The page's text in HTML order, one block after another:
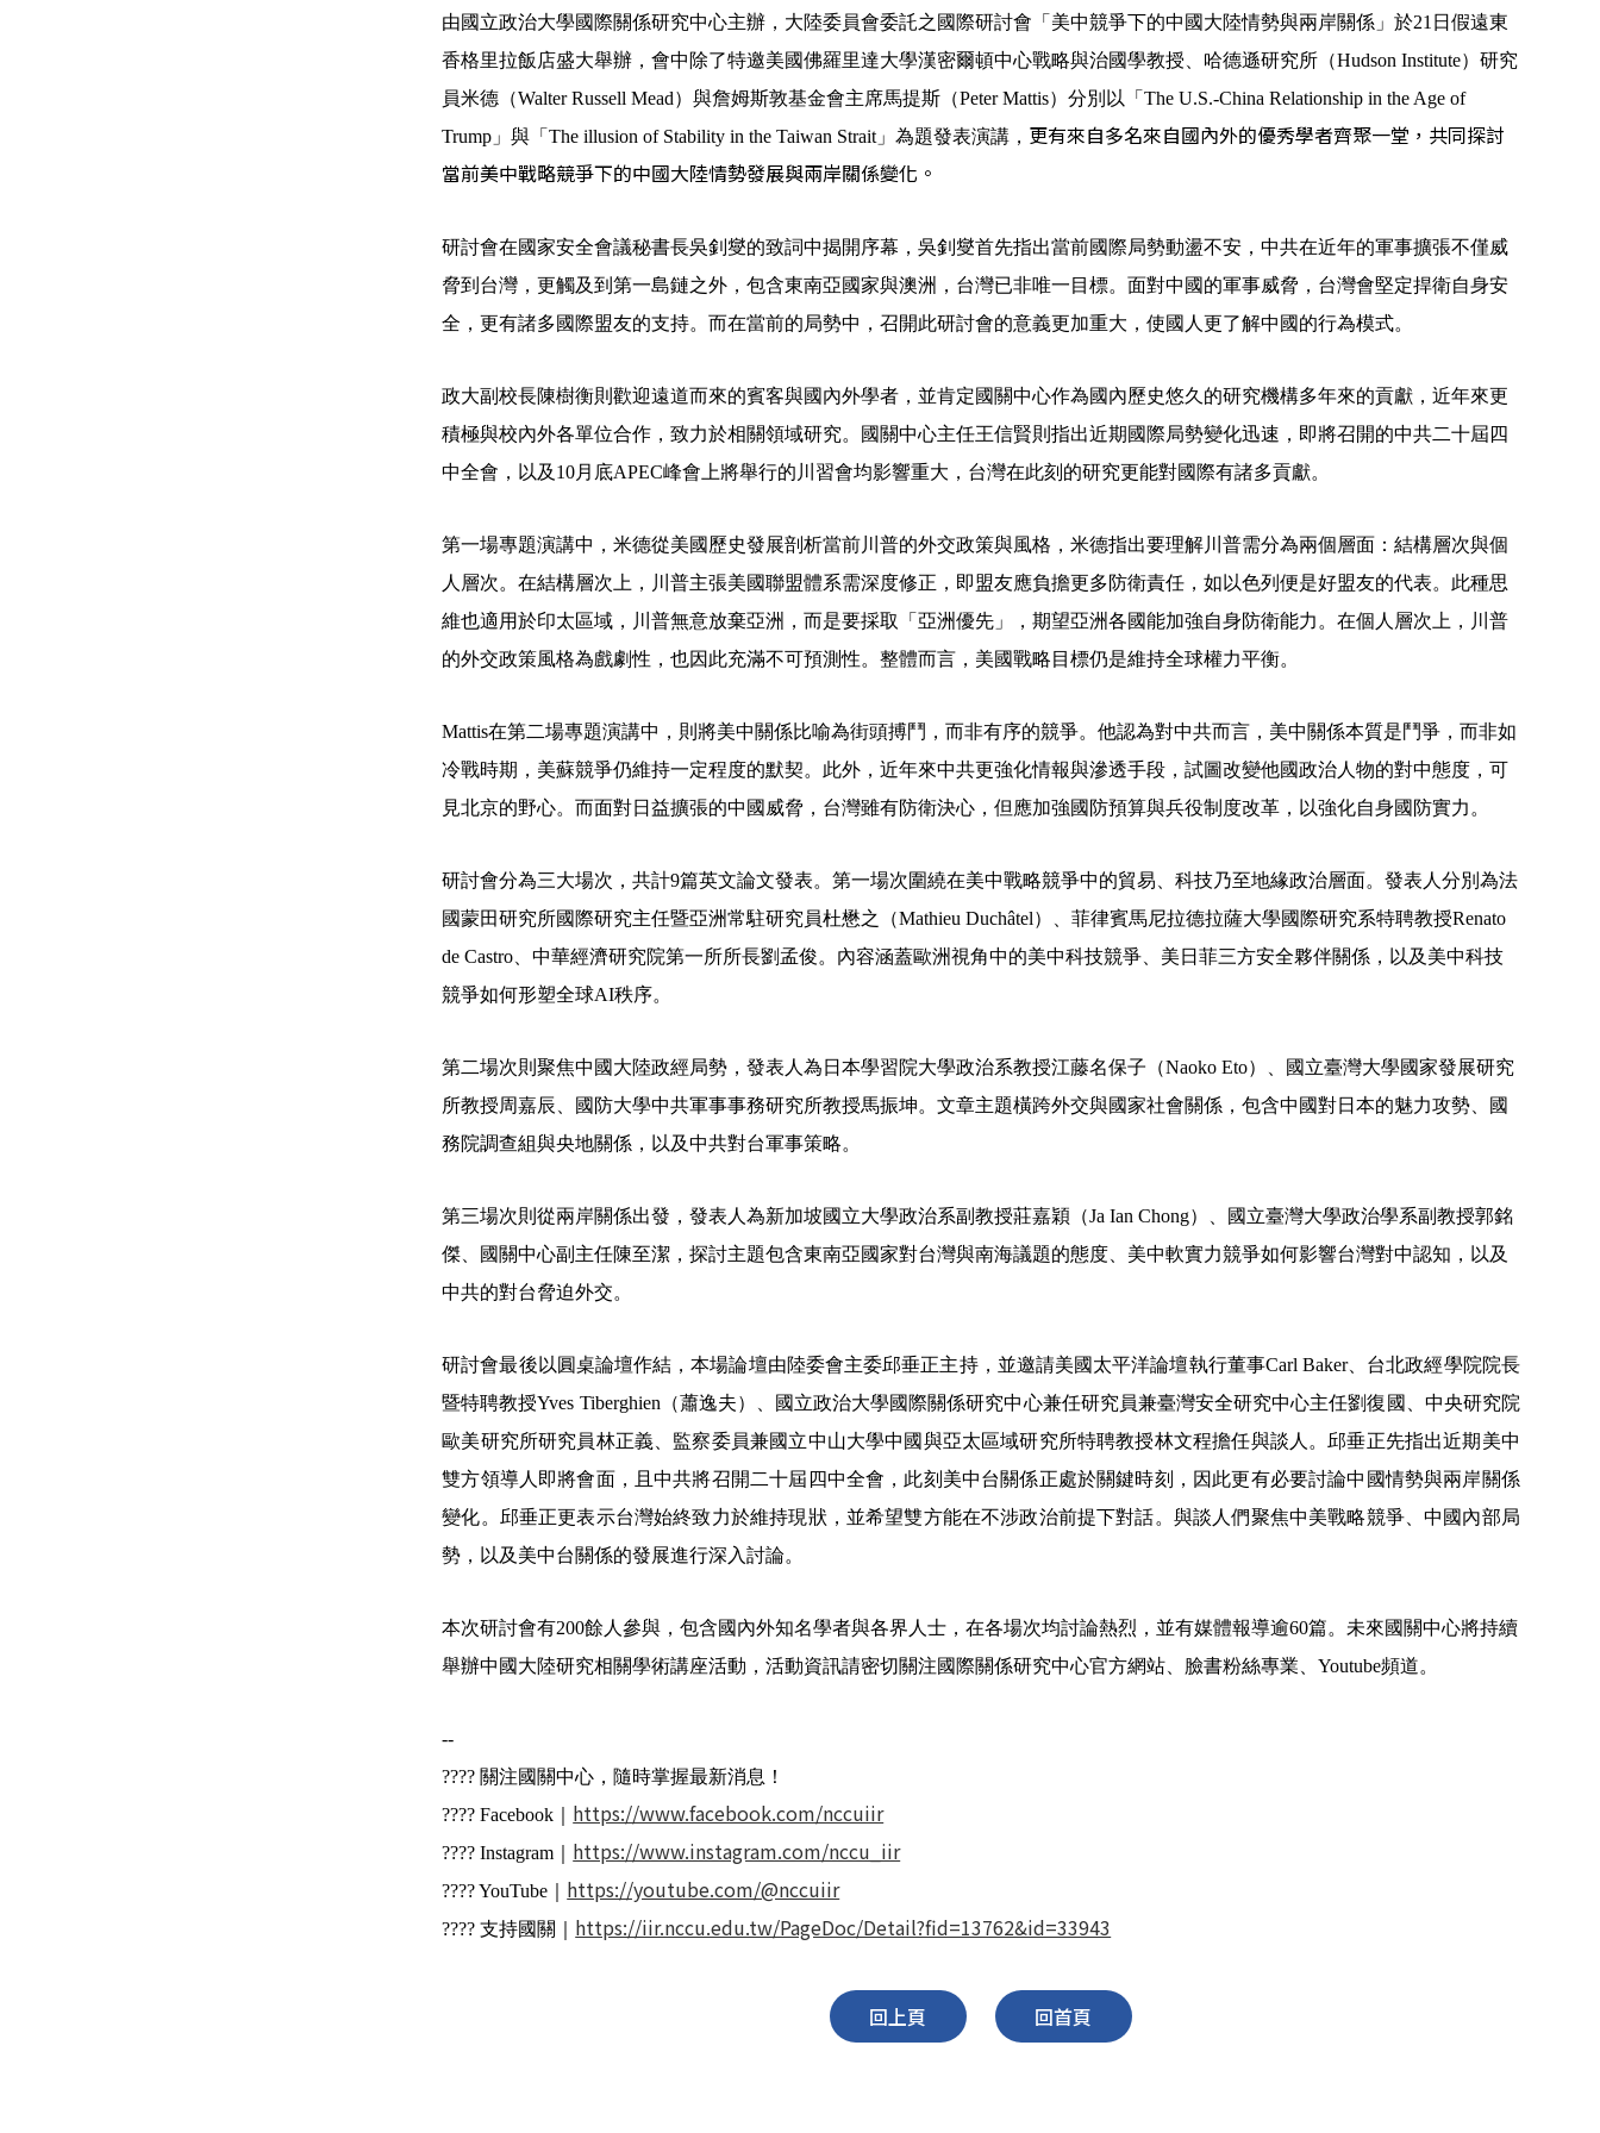
由國立政治大學國際關係研究中心主辦，大陸委員會委託之國際研討會「美中競爭下的中國大陸情勢與兩岸關係」於21 日假遠東
香格里拉飯店盛大舉辦，會中除了特邀美國佛羅里達大學漢密爾頓中心戰略與治國學教授、哈德遜研究所（Hudson Institute）研究
員米德（Walter Russell Mead）與詹姆斯敦基金會主席馬提斯（Peter Mattis）分別以「The U.S.-China Relationship in the Age of
Trump 」與「The illusion of Stability in the Taiwan Strait 」為題發表演講， 更有來自多名來自國內外的優秀學者齊聚一堂，共同探討
當前美中戰略競爭下的中國大陸情勢發展與兩岸關係變化。
研討會在國家安全會議秘書長吳釗燮的致詞中揭開序幕，吳釗燮首先指出當前國際局勢動盪不安，中共在近年的軍事擴張不僅威
脅到台灣，更觸及到第一島鏈之外，包含東南亞國家與澳洲，台灣已非唯一目標。面對中國的軍事威脅，台灣會堅定捍衛自身安
全，更有諸多國際盟友的支持。而在當前的局勢中，召開此研討會的意義更加重大，使國人更了解中國的行為模式。
政大副校長陳樹衡則歡迎遠道而來的賓客與國內外學者，並肯定國關中心作為國內歷史悠久的研究機構多年來的貢獻，近年來更
積極與校內外各單位合作，致力於相關領域研究。國關中心主任王信賢則指出近期國際局勢變化迅速，即將召開的中共二十屆四
中全會，以及 10月底APEC峰會上將舉行的川習會均影響重大，台灣在此刻的研究更能對國際有諸多貢獻。
第一場專題演講中，米德從美國歷史發展剖析當前川普的外交政策與風格，米德指出要理解川普需分為兩個層面：結構層次與個
人層次。在結構層次上，川普主張美國聯盟體系需深度修正，即盟友應負擔更多防衛責任，如以色列便是好盟友的代表。此種思
維也適用於印太區域，川普無意放棄亞洲，而是要採取「亞洲優先」，期望亞洲各國能加強自身防衛能力。在個人層次上，川普
的外交政策風格為戲劇性，也因此充滿不可預測性。整體而言，美國戰略目標仍是維持全球權力平衡。
Mattis在第二場專題演講中，則將美中關係比喻為街頭搏鬥，而非有序的競爭。他認為對中共而言，美中關係本質是鬥爭，而非如
冷戰時期，美蘇競爭仍維持一定程度的默契。此外，近年來中共更強化情報與滲透手段，試圖改變他國政治人物的對中態度，可
見北京的野心。而面對日益擴張的中國威脅，台灣雖有防衛決心，但應加強國防預算與兵役制度改革，以強化自身國防實力。
研討會分為三大場次，共計9篇英文論文發表。第一場次圍繞在美中戰略競爭中的貿易、科技乃至地緣政治層面。發表人分別為法
國蒙田研究所國際研究主任暨亞洲常駐研究員杜懋之（Mathieu Duchâtel）、菲律賓馬尼拉德拉薩大學國際研究系特聘教授Renato
de Castro 、中華經濟研究院第一所所長劉孟俊。內容涵蓋歐洲視角中的美中科技競爭、美日菲三方安全夥伴關係，以及美中科技
競爭如何形塑全球AI秩序。
第二場次則聚焦中國大陸政經局勢，發表人為日本學習院大學政治系教授江藤名保子（Naoko Eto）、國立臺灣大學國家發展研究
所教授周嘉辰、國防大學中共軍事事務研究所教授馬振坤。文章主題橫跨外交與國家社會關係，包含中國對日本的魅力攻勢、國
務院調查組與央地關係，以及中共對台軍事策略。
第三場次則從兩岸關係出發，發表人為新加坡國立大學政治系副教授莊嘉穎（Ja Ian Chong）、國立臺灣大學政治學系副教授郭銘
傑、國關中心副主任陳至潔，探討主題包含東南亞國家對台灣與南海議題的態度、美中軟實力競爭如何影響台灣對中認知，以及
中共的對台脅迫外交。
研討會最後以圓桌論壇作結，本場論壇由陸委會主委邱垂正主持，並邀請美國太平洋論壇執行董事Carl Baker、台北政經學院院長
暨特聘教授Yves Tiberghien （蕭逸夫）、國立政治大學國際關係研究中心兼任研究員兼臺灣安全研究中心主任劉復國、中央研究院
歐美研究所研究員林正義、監察委員兼國立中山大學中國與亞太區域研究所特聘教授林文程擔任與談人。邱垂正先指出近期美中
雙方領導人即將會面，且中共將召開二十屆四中全會，此刻美中台關係正處於關鍵時刻，因此更有必要討論中國情勢與兩岸關係
變化。邱垂正更表示台灣始終致力於維持現狀，並希望雙方能在不涉政治前提下對話。與談人們聚焦中美戰略競爭、中國內部局
勢，以及美中台關係的發展進行深入討論。
本次研討會有200餘人參與，包含國內外知名學者與各界人士，在各場次均討論熱烈，並有媒體報導逾60篇。未來國關中心將持續
舉辦中國大陸研究相關學術講座活動，活動資訊請密切關注國際關係研究中心官方網站、臉書粉絲專業、Youtube頻道。
--
???? 關注國關中心，隨時掌握最新消息！
???? Facebook｜ https://www.facebook.com/nccuiir
???? Instagram｜ https://www.instagram.com/nccu_iir
???? YouTube｜ https://youtube.com/@nccuiir
???? 支持國關｜ https://iir.nccu.edu.tw/PageDoc/Detail?fid=13762&id=33943
回上頁 回首頁